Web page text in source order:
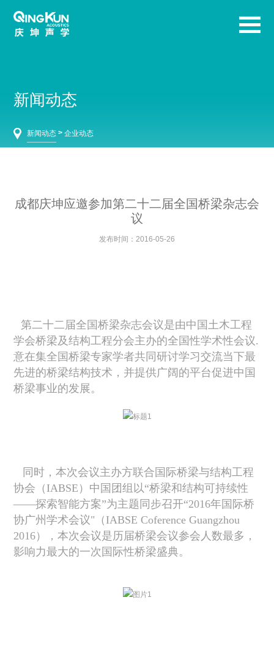
新闻动态
新闻动态 > 企业动态
成都庆坤应邀参加第二十二届全国桥梁杂志会
议
发布时间：2016-05-26
第二十二届全国桥梁杂志会议是由中国土木工程
学会桥梁及结构工程分会主办的全国性学术性会议.
意在集全国桥梁专家学者共同研讨学习交流当下最
先进的桥梁结构技术，并提供广阔的平台促进中国
桥梁事业的发展。
同时，本次会议主办方联合国际桥梁与结构工程
协会（ IABSE ）中国团组以“桥梁和结构可持续性
——探索智能方案”为主题同步召开“2016年国际桥
协广州学术会议"（ IABSE Coference Guangzhou
2016），本次会议是历届桥梁会议参会人数最多，
影响力最大的一次国际性桥梁盛典。